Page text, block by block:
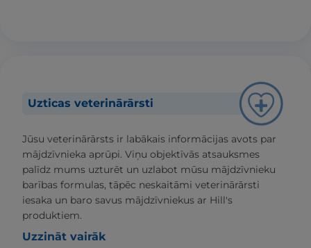
Uzticas veterinārārsti
Jūsu veterinārārsts ir labākais informācijas avots par
mājdzīvnieka aprūpi. Viņu objektīvās atsauksmes
palīdz mums uzturēt un uzlabot mūsu mājdzīvnieku
barības formulas, tāpēc neskaitāmi veterinārārsti
iesaka un baro savus mājdzīvniekus ar Hill's
produktiem.
Uzzināt vairāk